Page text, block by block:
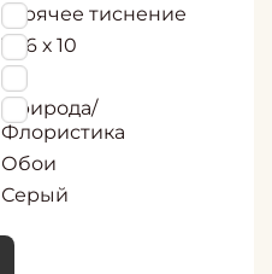
горячее тиснение
1,06 х 10
0
Природа/
Флористика
Обои
Серый